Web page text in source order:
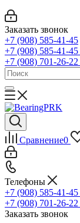
Заказать звонок
+7 (908) 585-41-45
+7 (908) 585-41-45
+7 (908) 701-26-22
Сравнение0
Телефоны
+7 (908) 585-41-45
+7 (908) 701-26-22
Заказать звонок